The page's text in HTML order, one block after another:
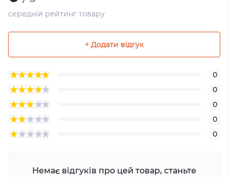
середній рейтинг товару
+ Додати відгук
0
0
0
0
0
Немає відгуків про цей товар, станьте